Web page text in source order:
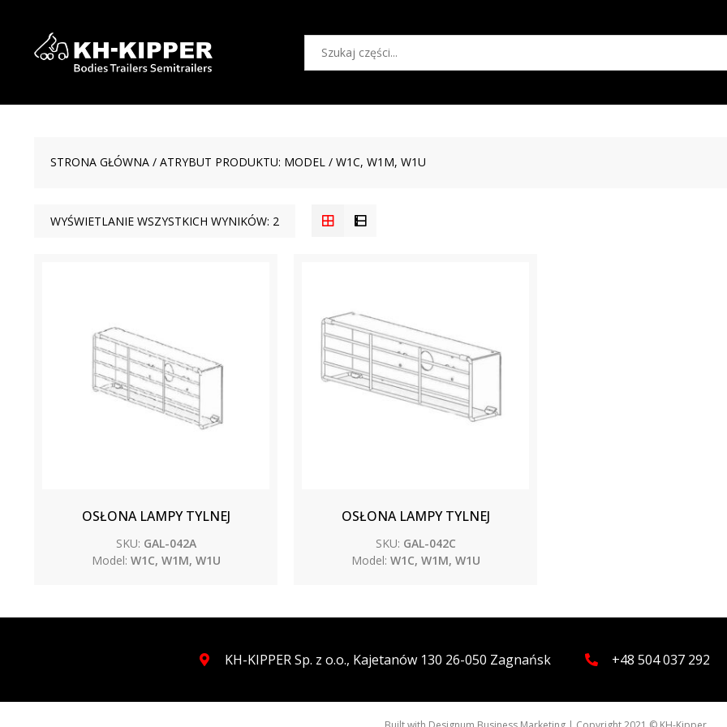
STRONA GŁÓWNA / ATRYBUT PRODUKTU: MODEL / W1C, W1M, W1U
WYŚWIETLANIE WSZYSTKICH WYNIKÓW: 2
OSŁONA LAMPY TYLNEJ
SKU: GAL-042A
Model: W1C, W1M, W1U
OSŁONA LAMPY TYLNEJ
SKU: GAL-042C
Model: W1C, W1M, W1U
KH-KIPPER Sp. z o.o., Kajetanów 130 26-050 Zagnańsk +48 504 037 292